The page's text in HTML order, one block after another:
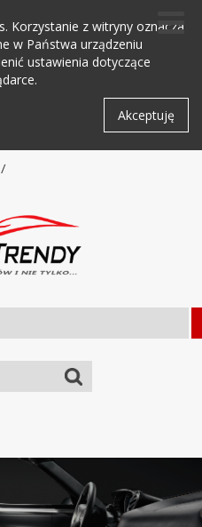
Korzystanie z witryny oznacza
w Państwa urządzeniu
ustawienia dotyczące
Akceptuję
/